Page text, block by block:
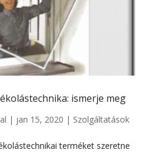
ismerje meg
| jan 15, 2020 | Szolgáltatások
terméket szeretne